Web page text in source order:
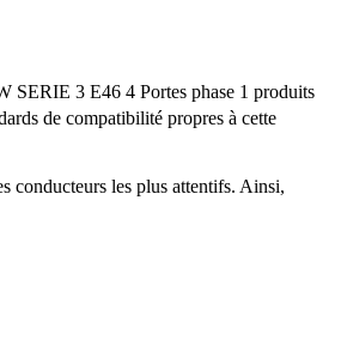
SERIE 3 E46 4 Portes phase 1 produits
de compatibilité propres à cette
conducteurs les plus attentifs. Ainsi,